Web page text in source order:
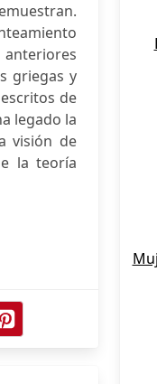
anteriores
griegas y
de
legado la
visión de
la teoría